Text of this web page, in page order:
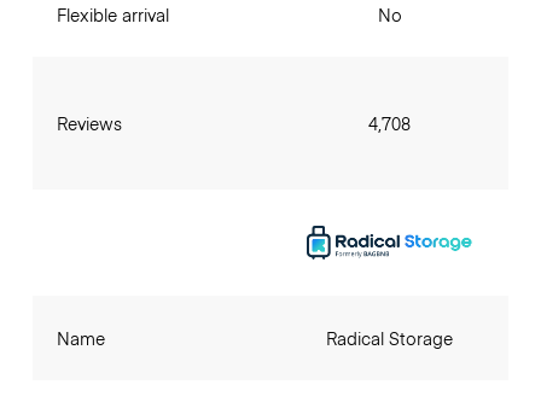
Flexible arrival
Reviews
No
4,708
Name Radical Storage